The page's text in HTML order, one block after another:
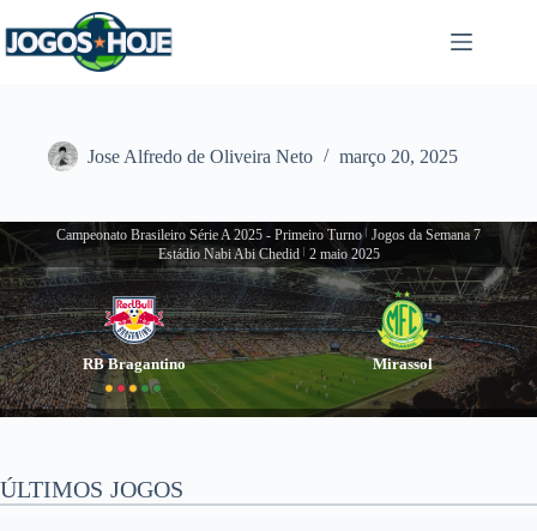
para
o
Jose Alfredo de Oliveira Neto março 20, 2025
Campeonato Brasileiro Série A 2025 - Primeiro Turno Jogos da Semana 7
Estádio Nabi Abi Chedid
2 maio 2025
RB Bragantino Mirassol
ÚLTIMOS JOGOS